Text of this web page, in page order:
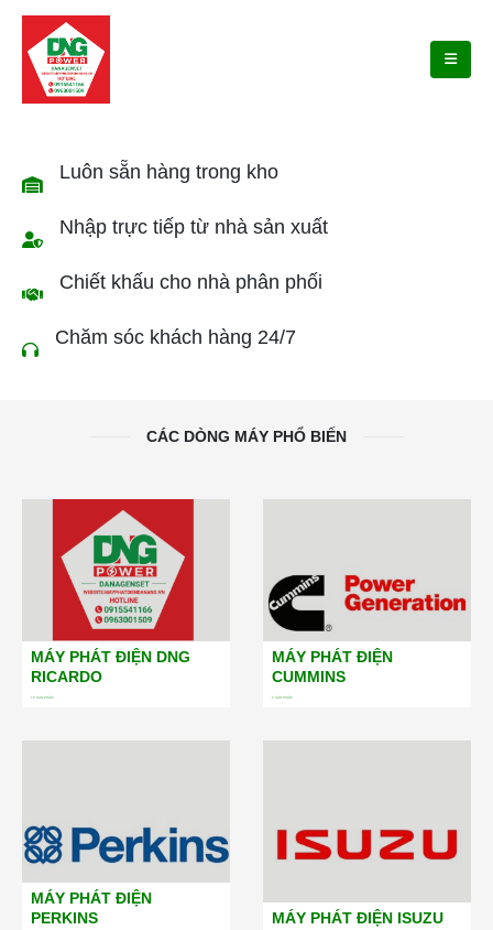
Luôn sẵn hàng trong kho
Nhập trực tiếp từ nhà sản xuất
Chiết khấu cho nhà phân phối
Chăm sóc khách hàng 24/7
CÁC DÒNG MÁY PHỔ BIẾN
MÁY PHÁT ĐIỆN DNG
RICARDO
19SẢN PHẨM
MÁY PHÁT ĐIỆN
CUMMINS
5SẢN PHẨM
MÁY PHÁT ĐIỆN
PERKINS
MÁY PHÁT ĐIỆN ISUZU